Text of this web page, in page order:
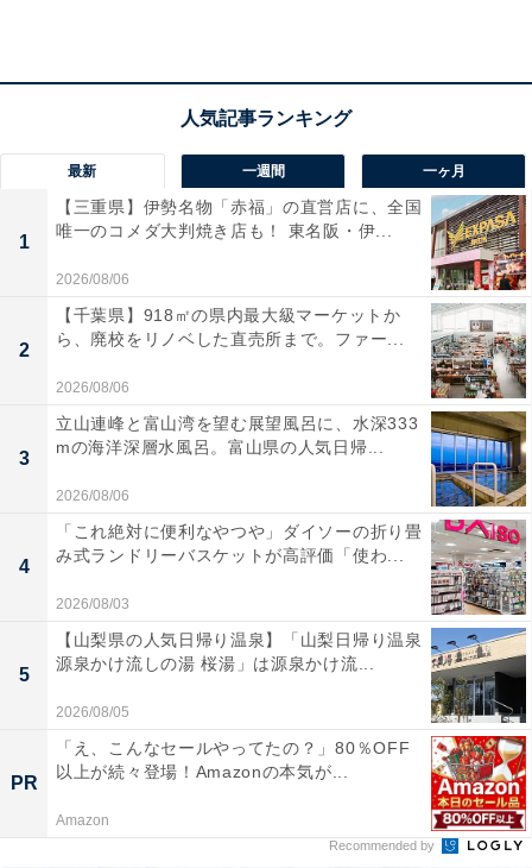
で、BBQやプールサイドなどの屋外でも気兼ねなく使え
ます。マイク入力も付いているので、即席のカラオケ大
会ができるのも楽しいですよね。持ち手付きのコンパク
ト設計で、どこでも一瞬でイベント会場に早変わりしま
す。
ユーザーからは「音圧がすごくて音楽が楽しい」「照明
が綺麗で気分が上がる」と熱い支持を得ています。一方
で、「バッテリー駆動が最大6時間なので、長時間使う
なら電源の確保が必要」という声も。パーティーやアウ
トドアで音楽を主役にしたい人や、迫力あるサウンドを
体感したい人には、おすすめの商品といえそうです。
最新 一週間 一ヶ月
1
【三重県】伊勢名物「赤福」の直営店に、全国
唯一のコメダ大判焼き店も！ 東名阪・伊...
2026/08/06
2
【千葉県】918㎡の県内最大級マーケットか
ら、廃校をリノベした直売所まで。ファー...
2026/08/06
3
立山連峰と富山湾を望む展望風呂に、水深333
mの海洋深層水風呂。富山県の人気日帰...
2026/08/06
4
「これ絶対に便利なやつや」ダイソーの折り畳
み式ランドリーバスケットが高評価「使わ...
2026/08/03
5
【山梨県の人気日帰り温泉】「山梨日帰り温泉
源泉かけ流しの湯 桜湯」は源泉かけ流...
2026/08/05
PR
「え、こんなセールやってたの？」80％OFF
以上が続々登場！Amazonの本気が...
Amazon
Recommended by